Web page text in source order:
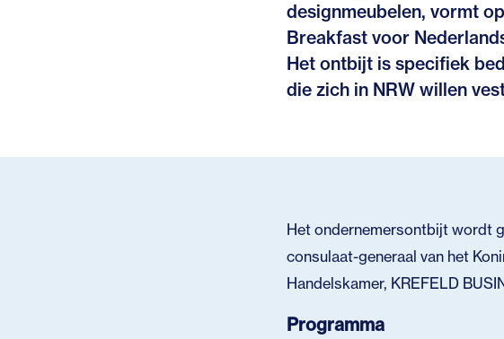
designmeubelen, vormt
Breakfast voor
Het ontbijt is specifiek
die zich in NRW willen
Het ondernemersontbijt wordt
consulaat-generaal van het
Handelskamer, KREFELD
Programma